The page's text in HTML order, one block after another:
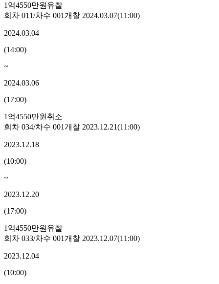
1억4550만원 유찰
회차 011/차수 001개찰 2024.03.07(11:00)
2024.03.04
(14:00)
~
2024.03.06
(17:00)
1억4550만원 취소
회차 034/차수 001개찰 2023.12.21(11:00)
2023.12.18
(10:00)
~
2023.12.20
(17:00)
1억4550만원 유찰
회차 033/차수 001개찰 2023.12.07(11:00)
2023.12.04
(10:00)